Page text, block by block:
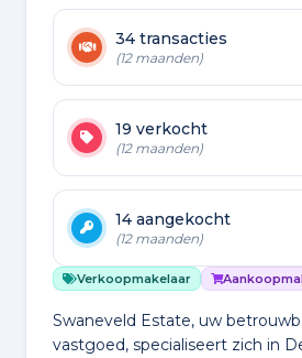
34 transacties
(12 maanden)
19 verkocht
(12 maanden)
14 aangekocht
(12 maanden)
Verkoopmakelaar
Swaneveld Estate, uw
vastgoed, specialiseert zich in